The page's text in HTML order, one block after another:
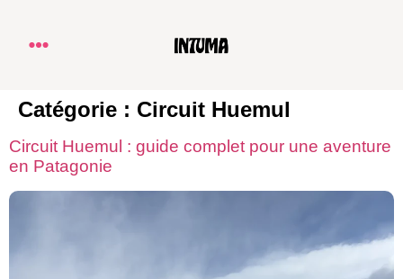
Catégorie : Circuit Huemul
Circuit Huemul : guide complet pour une aventure
en Patagonie